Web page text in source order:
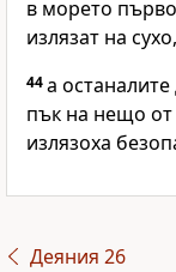
в морето
излязат на сухо,
44а
пък на нещо от
излязоха
Деяния 26